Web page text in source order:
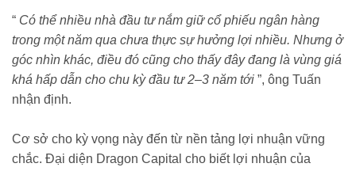
“ Có thể nhiều nhà đầu tư nắm giữ cổ phiếu ngân hàng
trong một năm qua chưa thực sự hưởng lợi nhiều. Nhưng ở
góc nhìn khác, điều đó cũng cho thấy đây đang là vùng giá
khá hấp dẫn cho chu kỳ đầu tư 2–3 năm tới ”, ông Tuấn
nhận định.
Cơ sở cho kỳ vọng này đến từ nền tảng lợi nhuận vững
chắc. Đại diện Dragon Capital cho biết lợi nhuận của